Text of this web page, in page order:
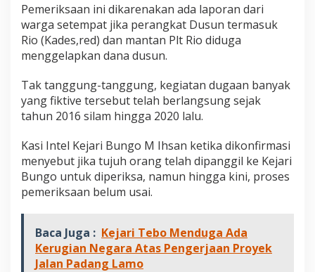
Pemeriksaan ini dikarenakan ada laporan dari
warga setempat jika perangkat Dusun termasuk
Rio (Kades,red) dan mantan Plt Rio diduga
menggelapkan dana dusun.
Tak tanggung-tanggung, kegiatan dugaan banyak
yang fiktive tersebut telah berlangsung sejak
tahun 2016 silam hingga 2020 lalu.
Kasi Intel Kejari Bungo M Ihsan ketika dikonfirmasi
menyebut jika tujuh orang telah dipanggil ke Kejari
Bungo untuk diperiksa, namun hingga kini, proses
pemeriksaan belum usai.
Baca Juga : Kejari Tebo Menduga Ada
Kerugian Negara Atas Pengerjaan Proyek
Jalan Padang Lamo